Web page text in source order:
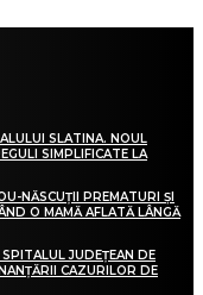
SLATINA. NOUL
SIMPLIFICATE LA
NĂSCUȚII PREMATURI ȘI
O MAMĂ AFLATĂ LÂNGĂ
JUDEȚEAN DE
CAZURILOR DE